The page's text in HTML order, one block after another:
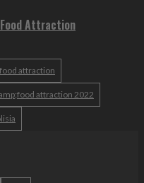
Attraction
attraction
attraction 2022